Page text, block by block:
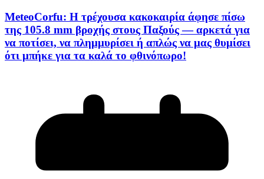
MeteoCorfu: Η τρέχουσα κακοκαιρία άφησε πίσω
της 105.8 mm βροχής στους Παξούς — αρκετά για
να ποτίσει, να πλημμυρίσει ή απλώς να μας θυμίσει
ότι μπήκε για τα καλά το φθινόπωρο!